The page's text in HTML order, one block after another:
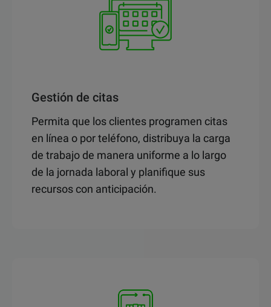
Gestión de citas
Permita que los clientes programen citas
en línea o por teléfono, distribuya la carga
de trabajo de manera uniforme a lo largo
de la jornada laboral y planifique sus
recursos con anticipación.